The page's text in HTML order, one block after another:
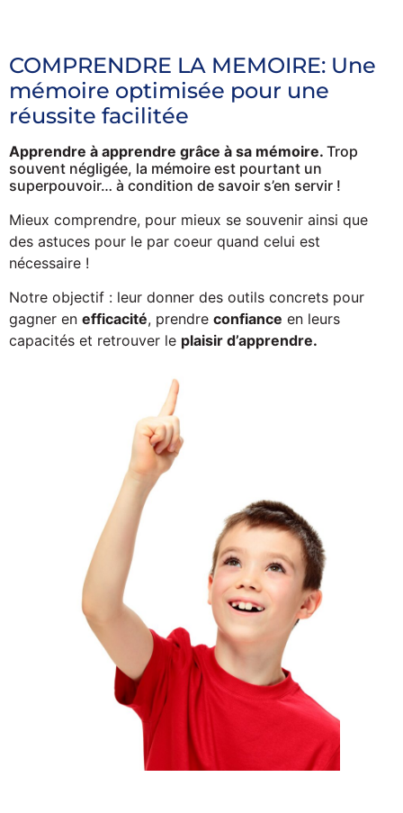
COMPRENDRE LA MEMOIRE: Une
mémoire optimisée pour une
réussite facilitée
Apprendre à apprendre grâce à sa mémoire. Trop
souvent négligée, la mémoire est pourtant un
superpouvoir… à condition de savoir s’en servir !
Mieux comprendre, pour mieux se souvenir ainsi que
des astuces pour le par coeur quand celui est
nécessaire !
Notre objectif : leur donner des outils concrets pour
gagner en efficacité, prendre confiance en leurs
capacités et retrouver le plaisir d’apprendre.